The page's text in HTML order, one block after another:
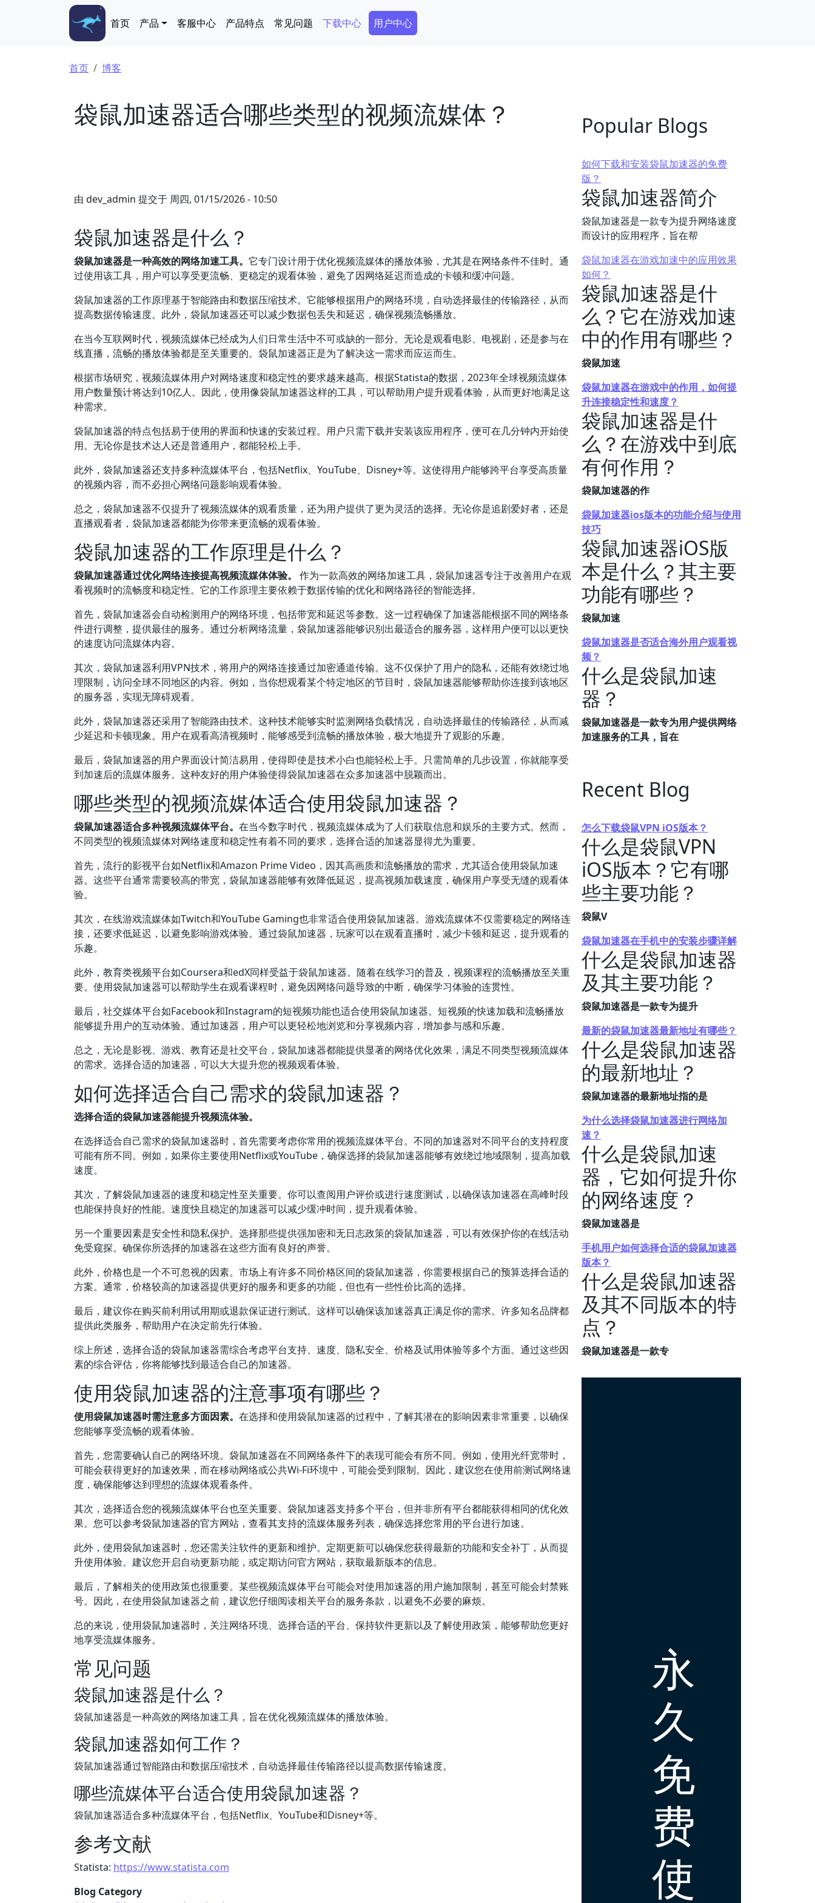
Main navigation
首页 产品 客服中心 产品特点 常见问题 下载中心 Secondary Menu
用户中心
面包屑
首页 博客
袋鼠加速器适合哪些类型的视频流媒体？
由 dev_admin 提交于 周四, 01/15/2026 - 10:50
袋鼠加速器是什么？
袋鼠加速器是一种高效的网络加速工具。 它专门设计用于优化视频流媒体的播放体验，尤其是在网络条件不佳时。通
过使用该工具，用户可以享受更流畅、更稳定的观看体验，避免了因网络延迟而造成的卡顿和缓冲问题。
袋鼠加速器的工作原理基于智能路由和数据压缩技术。它能够根据用户的网络环境，自动选择最佳的传输路径，从而
提高数据传输速度。此外，袋鼠加速器还可以减少数据包丢失和延迟，确保视频流畅播放。
在当今互联网时代，视频流媒体已经成为人们日常生活中不可或缺的一部分。无论是观看电影、电视剧，还是参与在
线直播，流畅的播放体验都是至关重要的。袋鼠加速器正是为了解决这一需求而应运而生。
根据市场研究，视频流媒体用户对网络速度和稳定性的要求越来越高。根据Statista的数据，2023年全球视频流媒体
用户数量预计将达到10亿人。因此，使用像袋鼠加速器这样的工具，可以帮助用户提升观看体验，从而更好地满足这
种需求。
袋鼠加速器的特点包括易于使用的界面和快速的安装过程。用户只需下载并安装该应用程序，便可在几分钟内开始使
用。无论你是技术达人还是普通用户，都能轻松上手。
此外，袋鼠加速器还支持多种流媒体平台，包括Netflix、YouTube、Disney+等。这使得用户能够跨平台享受高质量
的视频内容，而不必担心网络问题影响观看体验。
总之，袋鼠加速器不仅提升了视频流媒体的观看质量，还为用户提供了更为灵活的选择。无论你是追剧爱好者，还是
直播观看者，袋鼠加速器都能为你带来更流畅的观看体验。
袋鼠加速器的工作原理是什么？
袋鼠加速器通过优化网络连接提高视频流媒体体验。
作为一款高效的网络加速工具，袋鼠加速器专注于改善用户在观
看视频时的流畅度和稳定性。它的工作原理主要依赖于数据传输的优化和网络路径的智能选择。
首先，袋鼠加速器会自动检测用户的网络环境，包括带宽和延迟等参数。这一过程确保了加速器能根据不同的网络条
件进行调整，提供最佳的服务。通过分析网络流量，袋鼠加速器能够识别出最适合的服务器，这样用户便可以以更快
的速度访问流媒体内容。
其次，袋鼠加速器利用VPN技术，将用户的网络连接通过加密通道传输。这不仅保护了用户的隐私，还能有效绕过地
理限制，访问全球不同地区的内容。例如，当你想观看某个特定地区的节目时，袋鼠加速器能够帮助你连接到该地区
的服务器，实现无障碍观看。
此外，袋鼠加速器还采用了智能路由技术。这种技术能够实时监测网络负载情况，自动选择最佳的传输路径，从而减
少延迟和卡顿现象。用户在观看高清视频时，能够感受到流畅的播放体验，极大地提升了观影的乐趣。
最后，袋鼠加速器的用户界面设计简洁易用，使得即使是技术小白也能轻松上手。只需简单的几步设置，你就能享受
到加速后的流媒体服务。这种友好的用户体验使得袋鼠加速器在众多加速器中脱颖而出。
哪些类型的视频流媒体适合使用袋鼠加速器？
袋鼠加速器适合多种视频流媒体平台。 在当今数字时代，视频流媒体成为了人们获取信息和娱乐的主要方式。然而，
不同类型的视频流媒体对网络速度和稳定性有着不同的要求，选择合适的加速器显得尤为重要。
首先，流行的影视平台如Netflix和Amazon Prime Video，因其高画质和流畅播放的需求，尤其适合使用袋鼠加速
器。这些平台通常需要较高的带宽，袋鼠加速器能够有效降低延迟，提高视频加载速度，确保用户享受无缝的观看体
验。
其次，在线游戏流媒体如Twitch和YouTube Gaming也非常适合使用袋鼠加速器。游戏流媒体不仅需要稳定的网络连
接，还要求低延迟，以避免影响游戏体验。通过袋鼠加速器，玩家可以在观看直播时，减少卡顿和延迟，提升观看的
乐趣。
此外，教育类视频平台如Coursera和edX同样受益于袋鼠加速器。随着在线学习的普及，视频课程的流畅播放至关重
要。使用袋鼠加速器可以帮助学生在观看课程时，避免因网络问题导致的中断，确保学习体验的连贯性。
最后，社交媒体平台如Facebook和Instagram的短视频功能也适合使用袋鼠加速器。短视频的快速加载和流畅播放
能够提升用户的互动体验。通过加速器，用户可以更轻松地浏览和分享视频内容，增加参与感和乐趣。
总之，无论是影视、游戏、教育还是社交平台，袋鼠加速器都能提供显著的网络优化效果，满足不同类型视频流媒体
的需求。选择合适的加速器，可以大大提升您的视频观看体验。
如何选择适合自己需求的袋鼠加速器？
选择合适的袋鼠加速器能提升视频流体验。
在选择适合自己需求的袋鼠加速器时，首先需要考虑你常用的视频流媒体平台。不同的加速器对不同平台的支持程度
可能有所不同。例如，如果你主要使用Netflix或YouTube，确保选择的袋鼠加速器能够有效绕过地域限制，提高加载
速度。
其次，了解袋鼠加速器的速度和稳定性至关重要。你可以查阅用户评价或进行速度测试，以确保该加速器在高峰时段
也能保持良好的性能。速度快且稳定的加速器可以减少缓冲时间，提升观看体验。
另一个重要因素是安全性和隐私保护。选择那些提供强加密和无日志政策的袋鼠加速器，可以有效保护你的在线活动
免受窥探。确保你所选择的加速器在这些方面有良好的声誉。
此外，价格也是一个不可忽视的因素。市场上有许多不同价格区间的袋鼠加速器，你需要根据自己的预算选择合适的
方案。通常，价格较高的加速器提供更好的服务和更多的功能，但也有一些性价比高的选择。
最后，建议你在购买前利用试用期或退款保证进行测试。这样可以确保该加速器真正满足你的需求。许多知名品牌都
提供此类服务，帮助用户在决定前先行体验。
综上所述，选择合适的袋鼠加速器需综合考虑平台支持、速度、隐私安全、价格及试用体验等多个方面。通过这些因
素的综合评估，你将能够找到最适合自己的加速器。
使用袋鼠加速器的注意事项有哪些？
使用袋鼠加速器时需注意多方面因素。 在选择和使用袋鼠加速器的过程中，了解其潜在的影响因素非常重要，以确保
您能够享受流畅的观看体验。
首先，您需要确认自己的网络环境。袋鼠加速器在不同网络条件下的表现可能会有所不同。例如，使用光纤宽带时，
可能会获得更好的加速效果，而在移动网络或公共Wi-Fi环境中，可能会受到限制。因此，建议您在使用前测试网络速
度，确保能够达到理想的流媒体观看条件。
其次，选择适合您的视频流媒体平台也至关重要。袋鼠加速器支持多个平台，但并非所有平台都能获得相同的优化效
果。您可以参考袋鼠加速器的官方网站，查看其支持的流媒体服务列表，确保选择您常用的平台进行加速。
此外，使用袋鼠加速器时，您还需关注软件的更新和维护。定期更新可以确保您获得最新的功能和安全补丁，从而提
升使用体验。建议您开启自动更新功能，或定期访问官方网站，获取最新版本的信息。
最后，了解相关的使用政策也很重要。某些视频流媒体平台可能会对使用加速器的用户施加限制，甚至可能会封禁账
号。因此，在使用袋鼠加速器之前，建议您仔细阅读相关平台的服务条款，以避免不必要的麻烦。
总的来说，使用袋鼠加速器时，关注网络环境、选择合适的平台、保持软件更新以及了解使用政策，能够帮助您更好
地享受流媒体服务。
常见问题
袋鼠加速器是什么？
袋鼠加速器是一种高效的网络加速工具，旨在优化视频流媒体的播放体验。
袋鼠加速器如何工作？
袋鼠加速器通过智能路由和数据压缩技术，自动选择最佳传输路径以提高数据传输速度。
哪些流媒体平台适合使用袋鼠加速器？
袋鼠加速器适合多种流媒体平台，包括Netflix、YouTube和Disney+等。
参考文献
Statista: https://www.statista.com
Blog Category
Popular Blogs
如何下载和安装袋鼠加速器的免费
版？
袋鼠加速器简介
袋鼠加速器是一款专为提升网络速度
而设计的应用程序，旨在帮
袋鼠加速器在游戏加速中的应用效果
如何？
袋鼠加速器是什
么？它在游戏加速
中的作用有哪些？
袋鼠加速
袋鼠加速器在游戏中的作用，如何提
升连接稳定性和速度？
袋鼠加速器是什
么？在游戏中到底
有何作用？
袋鼠加速器的作
袋鼠加速器ios版本的功能介绍与使用
技巧
袋鼠加速器iOS版
本是什么？其主要
功能有哪些？
袋鼠加速
袋鼠加速器是否适合海外用户观看视
频？
什么是袋鼠加速
器？
袋鼠加速器是一款专为用户提供网络
加速服务的工具，旨在
Recent Blog
怎么下载袋鼠VPN iOS版本？
什么是袋鼠VPN
iOS版本？它有哪
些主要功能？
袋鼠V
袋鼠加速器在手机中的安装步骤详解
什么是袋鼠加速器
及其主要功能？
袋鼠加速器是一款专为提升
最新的袋鼠加速器最新地址有哪些？
什么是袋鼠加速器
的最新地址？
袋鼠加速器的最新地址指的是
为什么选择袋鼠加速器进行网络加
速？
什么是袋鼠加速
器，它如何提升你
的网络速度？
袋鼠加速器是
手机用户如何选择合适的袋鼠加速器
版本？
什么是袋鼠加速器
及其不同版本的特
点？
袋鼠加速器是一款专
永
久
免
费
使